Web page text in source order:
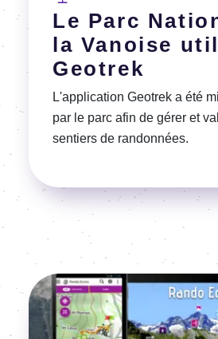
Le Parc
la Vanoise
Geotrek
L'application Geotrek a été
par le parc afin de gérer et
sentiers de randonnées.
Voir l'article
Image